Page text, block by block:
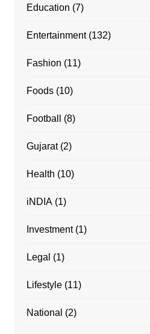
Education (7)
Entertainment(132)
Fashion (11)
Foods(10)
Football (8)
Gujarat(2)
Health (10)
iNDIA(1)
Investment(1)
Legal (1)
Lifestyle(11)
National (2)